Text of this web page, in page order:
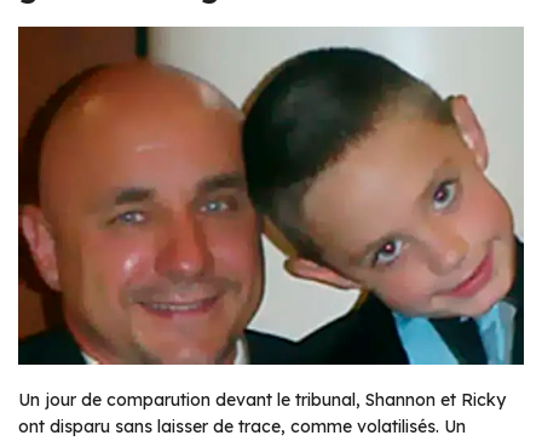
Un jour de comparution devant le tribunal, Shannon et Ricky
ont disparu sans laisser de trace, comme volatilisés. Un